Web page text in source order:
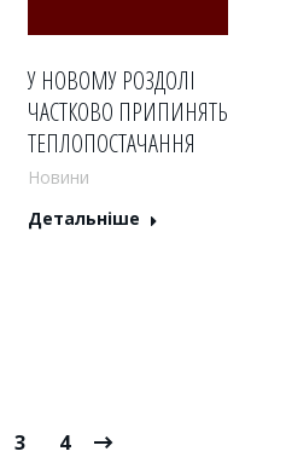
У НОВОМУ РОЗДОЛІ
ЧАСТКОВО ПРИПИНЯТЬ
ТЕПЛОПОСТАЧАННЯ
Новини
Детальніше
3 4